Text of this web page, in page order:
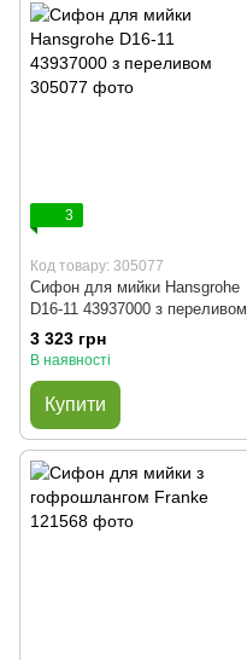
3
Код товару: 305077
Сифон для мийки Hansgrohe
D16-11 43937000 з переливом
3 323 грн
В наявності
Купити